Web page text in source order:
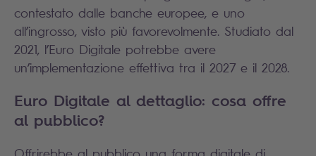
contestato dalle banche europee, e uno
all’ingrosso, visto più favorevolmente. Studiato dal
2021, l’Euro Digitale potrebbe avere
un’implementazione effettiva tra il 2027 e il 2028.
Euro Digitale al dettaglio: cosa offre
al pubblico?